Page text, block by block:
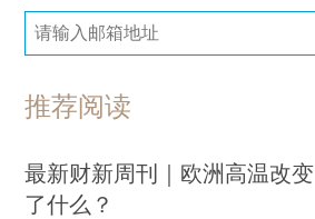
推荐阅读
最新财新周刊｜欧洲高温改变
了什么？